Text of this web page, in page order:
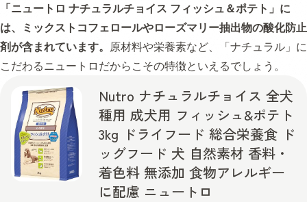
「ニュートロ ナチュラルチョイス フィッシュ＆ポテト」に
は、ミックストコフェロールやローズマリー抽出物の酸化防止
剤が含まれています。 原材料や栄養素など、「ナチュラル」に
こだわるニュートロだからこその特徴といえるでしょう。
Nutro ナチュラルチョイス 全犬
種用 成犬用 フィッシュ&ポテト
3kg ドライフード 総合栄養食 ド
ッグフード 犬 自然素材 香料・
着色料 無添加 食物アレルギー
に配慮 ニュートロ